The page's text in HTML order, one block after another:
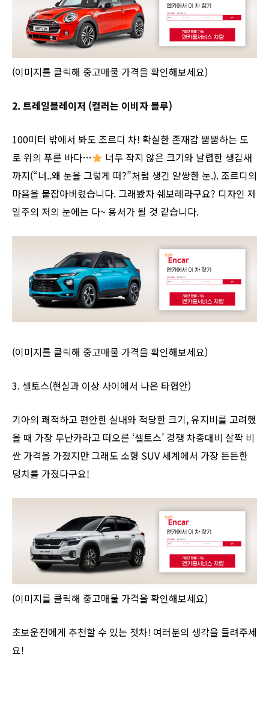
(이미지를 클릭해 중고매물 가격을 확인해보세요)
2. 트레일블레이저 (컬러는 이비자 블루)
100미터 밖에서 봐도 조르디 차! 확실한 존재감 뿜뿜하는 도
로 위의 푸른 바다…
너무 작지 않은 크기와 날렵한 생김새
까지(“너..왜 눈을 그렇게 떠?”처럼 생긴 얄쌍한 눈.). 조르디의
마음을 붙잡아버렸습니다. 그래봤자 쉐보레라구요? 디자인 제
일주의 저의 눈에는 다~ 용서가 될 것 같습니다.
(이미지를 클릭해 중고매물 가격을 확인해보세요)
3. 셀토스(현실과 이상 사이에서 나온 타협안)
기아의 쾌적하고 편안한 실내와 적당한 크기, 유지비를 고려했
을 때 가장 무난카라고 떠오른 ‘셀토스’ 경쟁 차종대비 살짝 비
싼 가격을 가졌지만 그래도 소형 SUV 세계에서 가장 든든한
덩치를 가졌다구요!
(이미지를 클릭해 중고매물 가격을 확인해보세요)
초보운전에게 추천할 수 있는 첫차! 여러분의 생각을 들려주세
요!